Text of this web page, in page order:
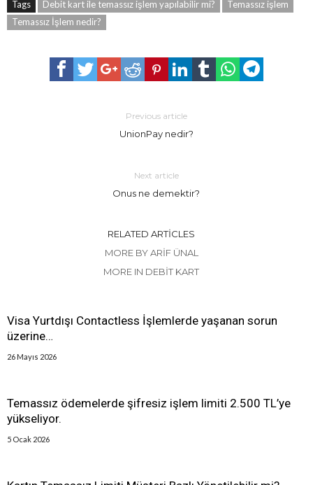
Tags Debit kart ile temassız işlem yapılabilir mi?
Temassız işlem
Temassız İşlem nedir?
Previous article
UnionPay nedir?
Next article
Onus ne demektir?
RELATED ARTICLES
MORE BY ARIF ÜNAL
MORE IN DEBIT KART
Visa Yurtdışı Contactless İşlemlerde yaşanan sorun
üzerine…
26 Mayıs 2026
Temassız ödemelerde şifresiz işlem limiti 2.500 TL’ye
yükseliyor.
5 Ocak 2026